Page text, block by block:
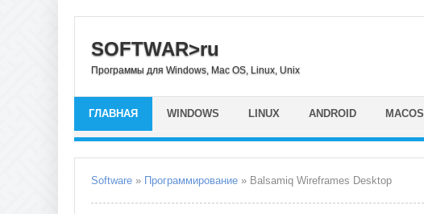
SOFTWAR>ru
Программы для Windows, Mac OS, Linux, Unix
ГЛАВНАЯ WINDOWS LINUX ANDROID MACOS
Software » Программирование » Balsamiq Wireframes Desktop